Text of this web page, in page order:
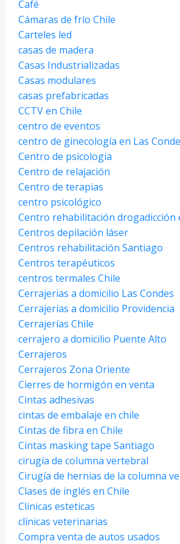
Café
Cámaras de frío Chile
Carteles led
casas de madera
Casas Industrializadas
Casas modulares
casas prefabricadas
CCTV en Chile
centro de eventos
centro de ginecología en Las
Centro de psicologia
Centro de relajación
Centro de terapias
centro psicológico
Centro rehabilitación drogadicción
Centros depilación láser
Centros rehabilitación Santiago
Centros terapéuticos
centros termales Chile
Cerrajerias a domicilio Las Condes
Cerrajerias a domicilio Providencia
Cerrajerías Chile
cerrajero a domicilio Puente Alto
Cerrajeros
Cerrajeros Zona Oriente
Cierres de hormigón en venta
Cintas adhesivas
cintas de embalaje en chile
Cintas de fibra en Chile
Cintas masking tape Santiago
cirugía de columna vertebral
Cirugía de hernias de la columna
Clases de inglés en Chile
Clinicas esteticas
clínicas veterinarias
Compra venta de autos usados